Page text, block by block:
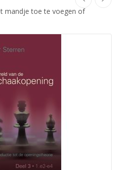
mandje toe te voegen of